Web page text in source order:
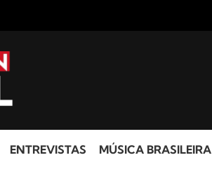
ENTREVISTAS MÚSICA BRASILEIRA